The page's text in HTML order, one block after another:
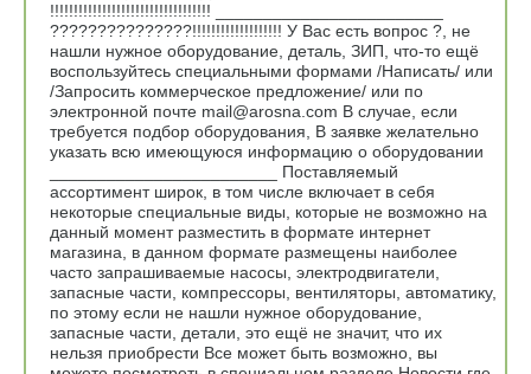
!!!!!!!!!!!!!!!!!!!!!!!!!!!!!!!!!! ________________________
???????????????!!!!!!!!!!!!!!!!!!! У Вас есть вопрос ?, не
нашли нужное оборудование, деталь, ЗИП, что-то ещё
воспользуйтесь специальными формами /Написать/ или
/Запросить коммерческое предложение/ или по
электронной почте mail@arosna.com В случае, если
требуется подбор оборудования, В заявке желательно
указать всю имеющуюся информацию о оборудовании
________________________ Поставляемый
ассортимент широк, в том числе включает в себя
некоторые специальные виды, которые не возможно на
данный момент разместить в формате интернет
магазина, в данном формате размещены наиболее
часто запрашиваемые насосы, электродвигатели,
запасные части, компрессоры, вентиляторы, автоматику,
по этому если не нашли нужное оборудование,
запасные части, детали, это ещё не значит, что их
нельзя приобрести Все может быть возможно, вы